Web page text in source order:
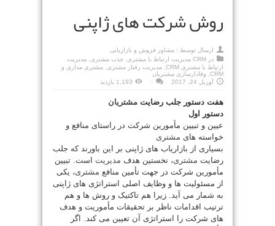
روش شرکت های ژاپنی
ارسال توسط : مشاور فروش و بازاریابی
در CRM مدیریت ارتباط با مشتری , جذب مشتری, مدیریت
ارتباط با مشتری CRM
, مدیریت رفتار مشتری, مشتری مداری و
CRM
, وفادارسازی مشتریان
آوریل 24, 2017
۰ 1,193 بازدید
هفت دستور جلب رضایت مشتریان
دستور اول
عیین و تبیین مأمورین شرکت در راستای منافع و
خواسته های مشتری
بسیاری از بازاریاب های ژاپنی بر این باورند که جلب
رضایت مشتری، نخستین هدف مدیریت است. تبیین
مأمورین شرکت در جهت تأمین منافع مشتری، یکی
از مسئولیت ها و وظایف اصلی استراتژی های ژاپنی
به شمار می آید. زیرا هم تاکتیک و روش ها و هم
ترتیب اقدامات ناظر بر تحقیقات مأموریت و هدف
های شرکت را استراتژی آن تعیین می کند. اگر